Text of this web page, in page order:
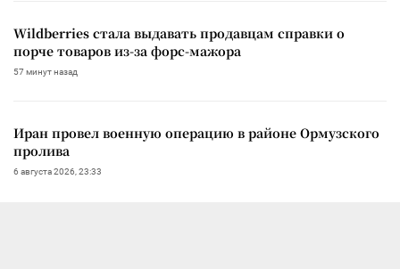
Wildberries стала выдавать продавцам справки о
порче товаров из-за форс-мажора
57 минут назад
Иран провел военную операцию в районе Ормузского
пролива
6 августа 2026, 23:33